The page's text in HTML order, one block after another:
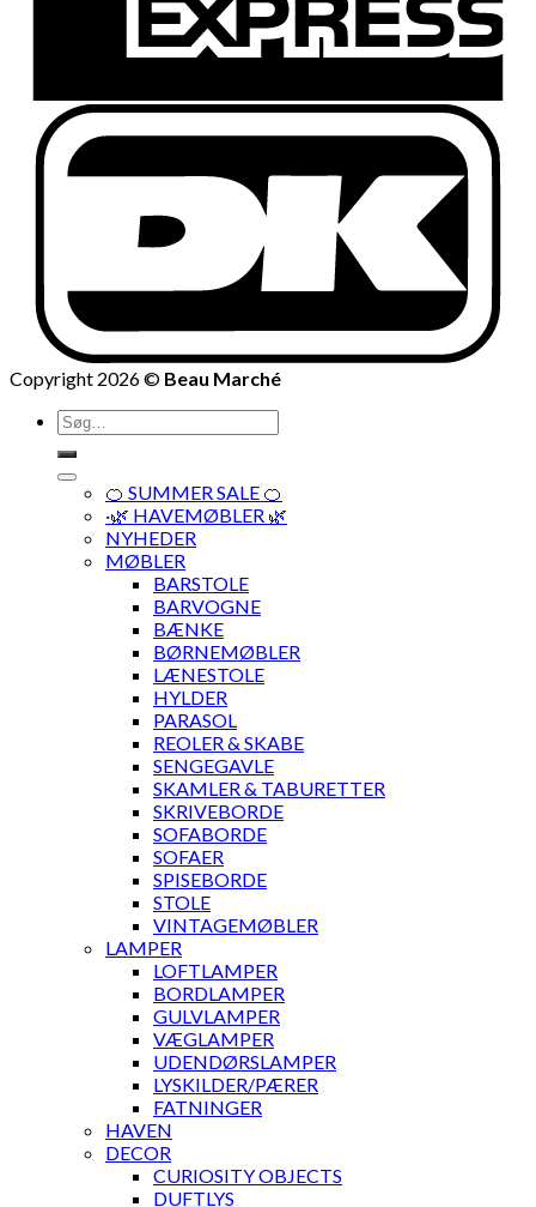
Copyright 2026 © Beau Marché
Søg
efter:
🍊 SUMMER SALE 🍊
·🌿 HAVEMØBLER 🌿
NYHEDER
MØBLER
BARSTOLE
BARVOGNE
BÆNKE
BØRNEMØBLER
LÆNESTOLE
HYLDER
PARASOL
REOLER & SKABE
SENGEGAVLE
SKAMLER & TABURETTER
SKRIVEBORDE
SOFABORDE
SOFAER
SPISEBORDE
STOLE
VINTAGEMØBLER
LAMPER
LOFTLAMPER
BORDLAMPER
GULVLAMPER
VÆGLAMPER
UDENDØRSLAMPER
LYSKILDER/PÆRER
FATNINGER
HAVEN
DECOR
CURIOSITY OBJECTS
DUFTLYS